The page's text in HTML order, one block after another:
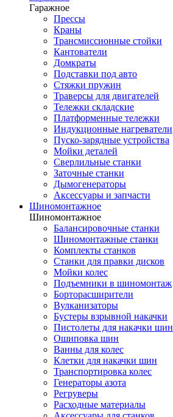
Гаражное
Прессы
Краны
Трансмиссионные стойки
Кантователи
Домкраты
Подставки под авто
Стяжки пружин
Траверсы для двигателей
Тележки складские
Платформенные тележки
Индукционные нагреватели
Пуско-зарядные устройства
Мойки деталей
Сверлильные станки
Заточные станки
Дымогенераторы
Аксессуары и запчасти
Шиномонтажное
Шиномонтажное
Балансировочные станки
Шиномонтажные станки
Комплекты станков
Станки для правки дисков
Мойки колес
Подъемники в шиномонтаж
Борторасширители
Вулканизаторы
Бустеры взрывной накачки
Пистолеты для накачки шин
Ошиповка шин
Ванны для колес
Клетки для накачки шин
Транспортировка колес
Генераторы азота
Регруверы
Расходные материалы